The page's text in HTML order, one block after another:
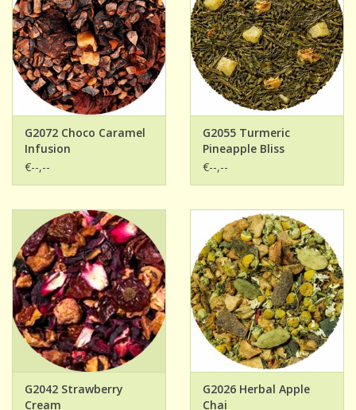
G2072 Choco Caramel
Infusion
€--,--
G2055 Turmeric
Pineapple Bliss
€--,--
G2042 Strawberry
Cream
G2026 Herbal Apple
Chai